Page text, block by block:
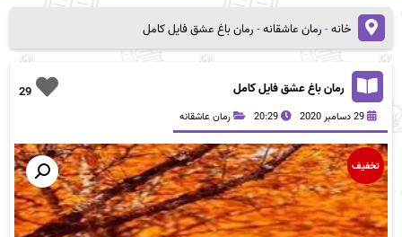
خانه-رمان عاشقانه-رمان باغ عشق فایل کامل
29 رمان باغ عشق فایل کامل
29 دسامبر 2020 20:29 رمان عاشقانه
تخفیف